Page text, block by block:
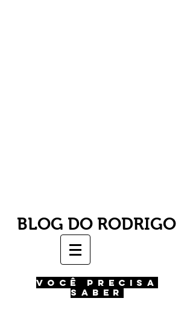
BLOG DO RODRIGO
VOCÊ PRECISA
SABER